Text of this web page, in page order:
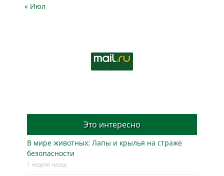
« Июл
Это интересно
В мире животных: Лапы и крылья на страже
безопасности
1 неделя назад